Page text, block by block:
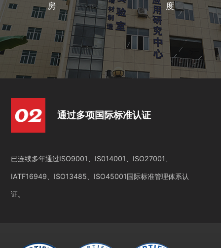
房
度
通过多项国际标准认证
已连续多年通过ISO9001、IS014001、ISO27001、
IATF16949、ISO13485、ISO45001国际标准管理体系认
证。